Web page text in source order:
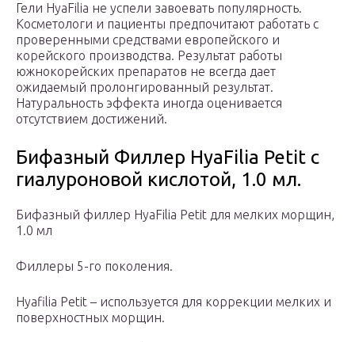
Гели HyaFilia не успели завоевать популярность.
Косметологи и пациенты предпочитают работать с
проверенными средствами европейского и
корейского производства. Результат работы
южнокорейских препаратов не всегда дает
ожидаемый пролонгированный результат.
Натуральность эффекта иногда оценивается
отсутствием достижений.
Бифазный Филлер HyaFilia Petit с
гиалуроновой кислотой, 1.0 мл.
Бифазный филлер HyaFilia Petit для мелких морщин,
1.0 мл
Филлеры 5-го поколения.
Hyafilia Petit – используется для коррекции мелких и
поверхностных морщин.